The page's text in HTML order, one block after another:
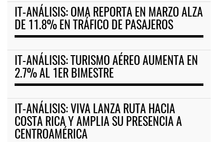
IT-ANÁLISIS: OMA REPORTA EN MARZO ALZA
DE 11.8% EN TRÁFICO DE PASAJEROS
IT-ANÁLISIS: TURISMO AÉREO AUMENTA EN
2.7% AL 1ER BIMESTRE
IT-ANÁLISIS: VIVA LANZA RUTA HACIA
COSTA RICA Y AMPLIA SU PRESENCIA A
CENTROAMÉRICA